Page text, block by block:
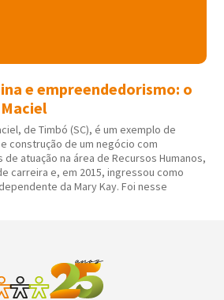
e empreendedorismo: o
de Timbó (SC), é um exemplo de
construção de um negócio com
atuação na área de Recursos Humanos,
carreira e, em 2015, ingressou como
da Mary Kay. Foi nesse